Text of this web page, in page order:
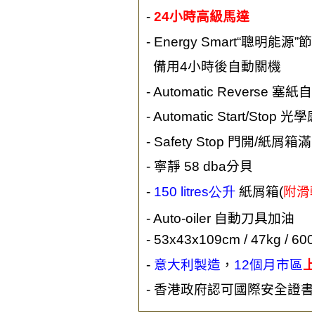
- 24小時高級馬達
- Energy Smart“聰明能源”
備用4小時後自動關機
- Automatic Reverse 塞紙
- Automatic Start/Stop 光學
- Safety Stop 門開/紙屑箱
- 寧靜 58 dba分貝
- 150 litres公升 紙屑箱(附
- Auto-oiler 自動刀具加油
- 53x43x109cm /47kg / 60
- 意大利製造 ， 12個月市區
- 香港政府認可國際安全證